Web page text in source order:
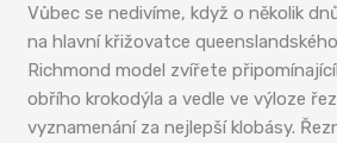
Vůbec se nedivíme, když o několik
na hlavní křižovatce
Richmond model zvířete
obřího krokodýla a vedle ve výloze
vyznamenání za nejlepší klobásy.